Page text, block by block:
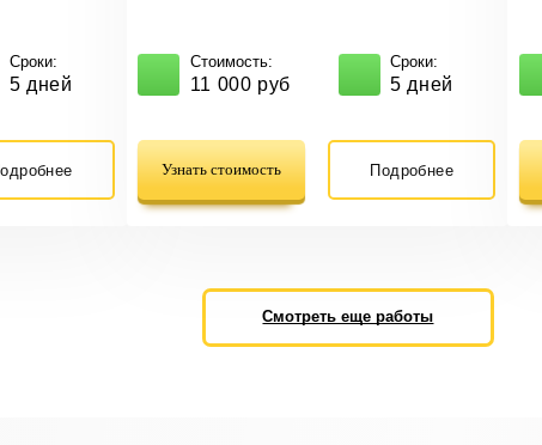
Сроки:
5 дней
Стоимость:
11 000 руб
Сроки:
5 дней
Узнать стоимость Подробнее
Смотреть еще работы